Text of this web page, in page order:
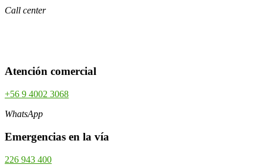
Call center
Atención comercial
+56 9 4002 3068
WhatsApp
Emergencias en la vía
226 943 400